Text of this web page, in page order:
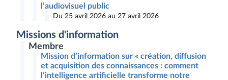
l’audiovisuel public
Du 25 avril 2026 au 27 avril 2026
Missions d'information
Membre
Mission d’information sur « création, diffusion
et acquisition des connaissances : comment
l’intelligence artificielle transforme notre